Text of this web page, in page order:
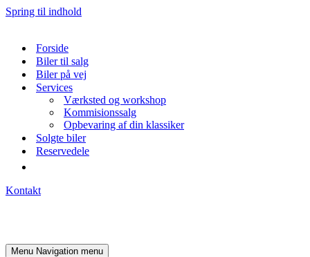
Spring til indhold
Forside
Biler til salg
Biler på vej
Services
Værksted og workshop
Kommisionssalg
Opbevaring af din klassiker
Solgte biler
Reservedele
Kontakt
Menu Navigation menu